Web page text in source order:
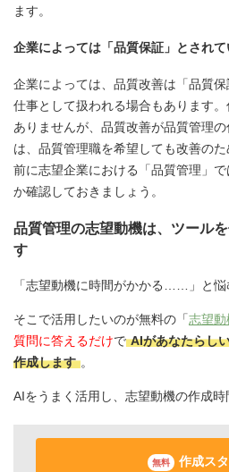
ます。
企業によっては「品質保証」とされ
企業によっては、品質改善は「品質
仕事として扱われる場合もあります
ありませんが、品質改善が品質管理
は、品質管理職を希望しても改善の
前に志望企業における「品質管理」
か確認しておきましょう。
品質管理の志望動機は、ツール
す
「志望動機に時間がかかる……」と悩
そこで活用したいのが無料の「志望
質問に答えるだけで AIがあなたらし
作成します 。
AIをうまく活用し、志望動機の作成時
無料 作成ス